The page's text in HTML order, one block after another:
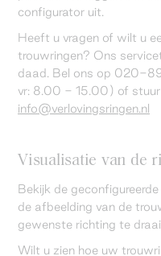
configurator uit.
Heeft u vragen of wilt u
trouwringen? Ons
daad. Bel ons op 020-
vr: 8.00 - 15.00) of
info@verlovingsringen.nl
Visualisatie van de
Bekijk de
de afbeelding van de
gewenste richting te
Wilt u zien hoe uw